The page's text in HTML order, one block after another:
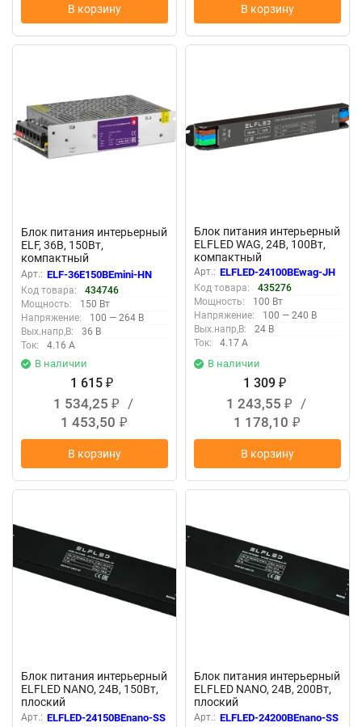
В корзину В корзину
Блок питания интерьерный
ELF, 36В, 150Вт,
компактный
металлический
перфорированный корпус
(HN)
Арт.: ELF-36E150BEmini-HN
Код товара:
434746
Мощность:
150 Вт
Напряжение:
100 — 264 В
Вых.напр,В:
36 В
Ток:
4.16 А
В наличии
1 615 ₽
1 534,25 ₽
/
1 453,50 ₽
В корзину
Блок питания интерьерный
ELFLED WAG, 24В, 100Вт,
компактный
металлический корпус с
ваггами
Арт.: ELFLED-24100BEwag-JH
Код товара:
435276
Мощность:
100 Вт
Напряжение:
100 — 240 В
Вых.напр,В:
24 В
Ток:
4.17 А
В наличии
1 309 ₽
1 243,55 ₽
/
1 178,10 ₽
В корзину
Блок питания интерьерный
ELFLED NANO, 24В, 150Вт,
плоский
Арт.: ELFLED-24150BEnano-SS
Блок питания интерьерный
ELFLED NANO, 24В, 200Вт,
плоский
Арт.: ELFLED-24200BEnano-SS